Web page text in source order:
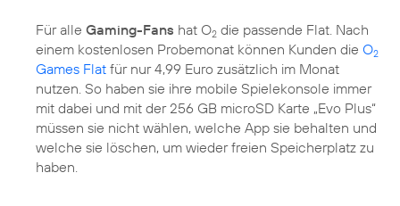
Für alle Gaming-Fans hat O2 die passende Flat. Nach
einem kostenlosen Probemonat können Kunden die O2
Games Flat für nur 4,99 Euro zusätzlich im Monat
nutzen. So haben sie ihre mobile Spielekonsole immer
mit dabei und mit der 256 GB microSD Karte „Evo Plus“
müssen sie nicht wählen, welche App sie behalten und
welche sie löschen, um wieder freien Speicherplatz zu
haben.